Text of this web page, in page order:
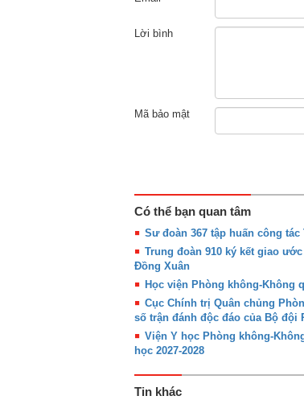
Lời bình
Mã bảo mật
Có thể bạn quan tâm
Sư đoàn 367 tập huấn công tác
Trung đoàn 910 ký kết giao
Đồng Xuân
Học viện Phòng không-Không
Cục Chính trị Quân chủng
số trận đánh độc đáo của Bộ đội
Viện Y học Phòng không-
học 2027-2028
Tin khác